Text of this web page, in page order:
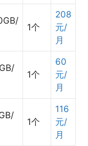
1个
208
元/
月
1个
60
元/
月
1个
116
元/
月